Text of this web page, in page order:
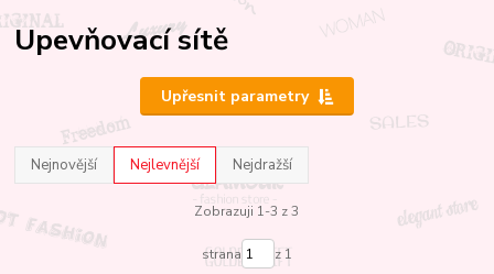
Upevňovací sítě
Upřesnit parametry
Nejnovější Nejlevnější Nejdražší
Zobrazuji 1-3 z 3
strana z 1